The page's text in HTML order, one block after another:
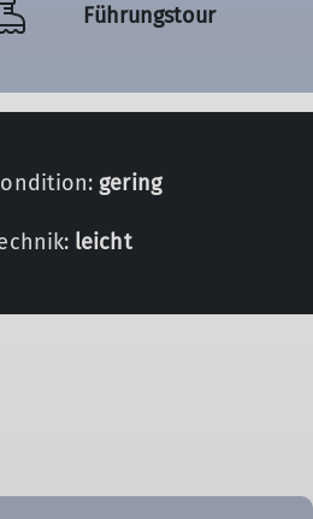
Führungstour
gering
leicht